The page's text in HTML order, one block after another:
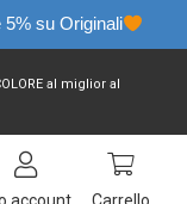
su Originali
al miglior al